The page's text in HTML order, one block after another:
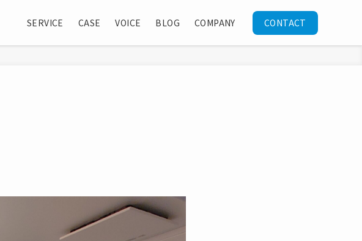
SERVICE CASE VOICE BLOG COMPANY CONTACT